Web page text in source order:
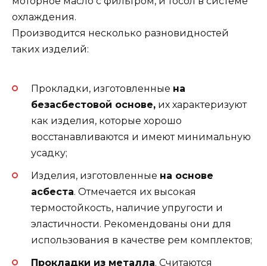
охлаждения.
Производится несколько разновидностей
таких изделий:
Прокладки, изготовленные на
безасбестовой основе, их характеризуют
как изделия, которые хорошо
восстанавливаются и имеют минимальную
усадку;
Изделия, изготовленные на основе
асбеста. Отмечается их высокая
термостойкость, наличие упругости и
эластичности. Рекомендованы они для
использования в качестве рем комплектов;
Прокладки из металла. Считаются